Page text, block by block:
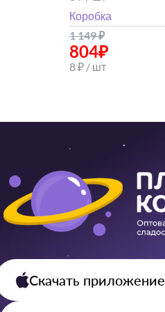
Коробка
1 149₽
804₽
8 ₽ / шт
Скачать приложение